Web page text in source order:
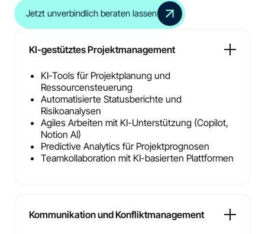
Jetzt unverbindlich beraten lassen
KI-gestütztes Projektmanagement
KI-Tools für Projektplanung und
Ressourcensteuerung
Automatisierte Statusberichte und
Risikoanalysen
Agiles Arbeiten mit KI-Unterstützung (Copilot,
Notion AI)
Predictive Analytics für Projektprognosen
Teamkollaboration mit KI-basierten Plattformen
Kommunikation und Konfliktmanagement